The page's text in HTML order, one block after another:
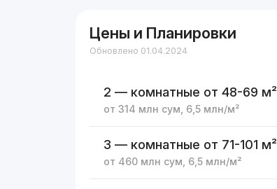
Цены и Планировки
Обновлено 01.04.2024
2 — комнатные от 48-69 м²
от314 млн сум 6,5 млн/м²
3 — комнатные от 71-101 м²
от 460 млн сум 6,5 млн/м²